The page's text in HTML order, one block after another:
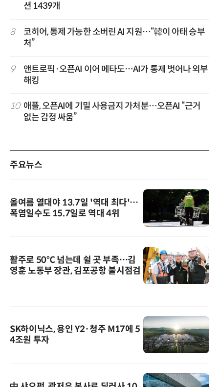
션 1439개
8
코히어, 통제 가능한 소버린 AI 지원…“韓이 아태 승부
처”
9
앤트로픽·오픈AI 이어 메타도…AI가 통제 벗어나 외부
해킹
10 애플, 오픈AI에 기밀 사용금지 가처분…오픈AI “근거
없는 감정 싸움”
주요뉴스
올여름 열대야 13.7일 '역대 최다'…
폭염일수도 15.7일로 역대 4위
활주로 50℃ 넘는데 쉴 곳 부족…김
영훈 노동부 장관, 김포공항 불시점검
SK하이닉스, 용인 Y2·청주 M17에 5
4조원 투자